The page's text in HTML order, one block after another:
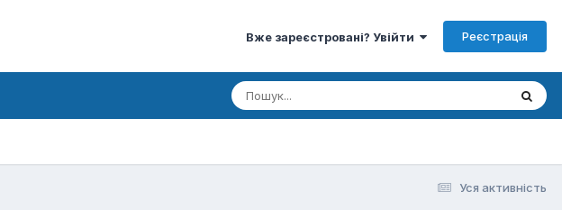
Вже зареєстровані? Увійти Реєстрація
Уся активність